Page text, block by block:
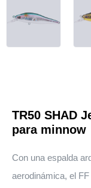
TR50 SHAD
para minnow
Con una espalda
aerodinámica, el